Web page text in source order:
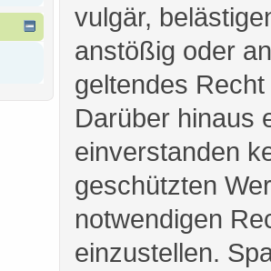
vulgär,
anstößig oder
geltendes
Darüber hinaus
einverstanden
geschützten
notwendigen
einzustellen.